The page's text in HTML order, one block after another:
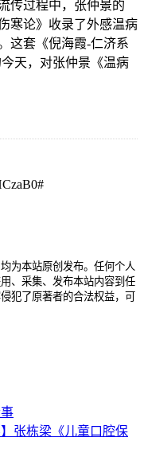
传过程中，张仲景的
寒论》收录了外感温病
这套《倪海霞-仁济系
天，对张仲景《温病
为本站原创发布。任何个人
、采集、发布本站内容到任
犯了原著者的合法权益，可
张栋梁《儿童口腔保